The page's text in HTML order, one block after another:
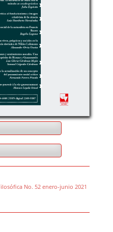
No. 52 enero-junio 2021